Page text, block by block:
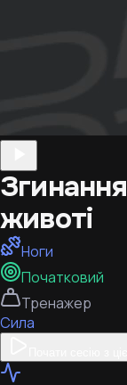
животі
Ноги
Початковий
Тренажер
Сила